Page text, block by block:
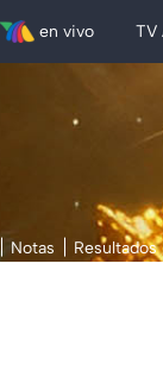
en vivo TV
Notas Resultados